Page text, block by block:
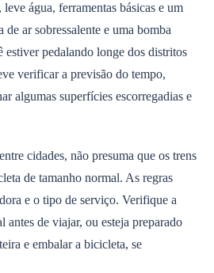
água, ferramentas básicas e um
ar sobressalente e uma bomba
estiver pedalando longe dos distritos
verificar a previsão do tempo,
algumas superfícies escorregadias e
cidades, não presuma que os trens
de tamanho normal. As regras
e o tipo de serviço. Verifique a
antes de viajar, ou esteja preparado
e embalar a bicicleta, se